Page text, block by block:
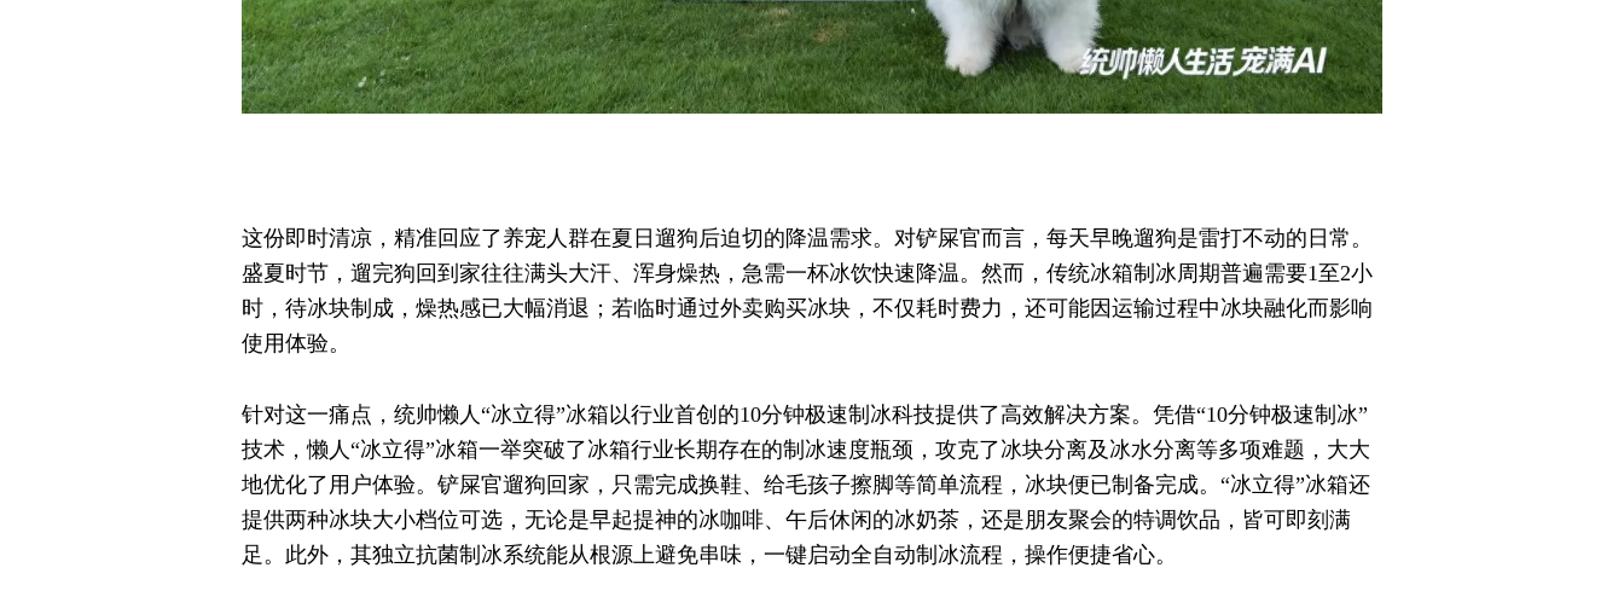
这份即时清凉，精准回应了养宠人群在夏日遛狗后迫切的降温需求。对铲屎官而言，每天早晚遛狗是雷打不动的日常。
盛夏时节，遛完狗回到家往往满头大汗、浑身燥热，急需一杯冰饮快速降温。然而，传统冰箱制冰周期普遍需要1至2小
时，待冰块制成，燥热感已大幅消退；若临时通过外卖购买冰块，不仅耗时费力，还可能因运输过程中冰块融化而影响
使用体验。
针对这一痛点，统帅懒人“冰立得”冰箱以行业首创的10分钟极速制冰科技提供了高效解决方案。凭借“10分钟极速制冰”
技术，懒人“冰立得”冰箱一举突破了冰箱行业长期存在的制冰速度瓶颈，攻克了冰块分离及冰水分离等多项难题，大大
地优化了用户体验。铲屎官遛狗回家，只需完成换鞋、给毛孩子擦脚等简单流程，冰块便已制备完成。“冰立得”冰箱还
提供两种冰块大小档位可选，无论是早起提神的冰咖啡、午后休闲的冰奶茶，还是朋友聚会的特调饮品，皆可即刻满
足。此外，其独立抗菌制冰系统能从根源上避免串味，一键启动全自动制冰流程，操作便捷省心。